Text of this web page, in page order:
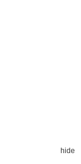
hide